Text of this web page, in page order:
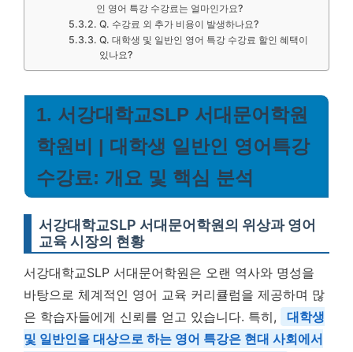
인 영어 특강 수강료는 얼마인가요?
Q. 수강료 외 추가 비용이 발생하나요?
Q. 대학생 및 일반인 영어 특강 수강료 할인 혜택이
있나요?
1. 서강대학교SLP 서대문어학원
학원비 | 대학생 일반인 영어특강
수강료: 개요 및 핵심 분석
서강대학교SLP 서대문어학원의 위상과 영어
교육 시장의 현황
서강대학교SLP 서대문어학원은 오랜 역사와 명성을
바탕으로 체계적인 영어 교육 커리큘럼을 제공하며 많
은 학습자들에게 신뢰를 얻고 있습니다. 특히,
대학생
및 일반인을 대상으로 하는 영어 특강은 현대 사회에서